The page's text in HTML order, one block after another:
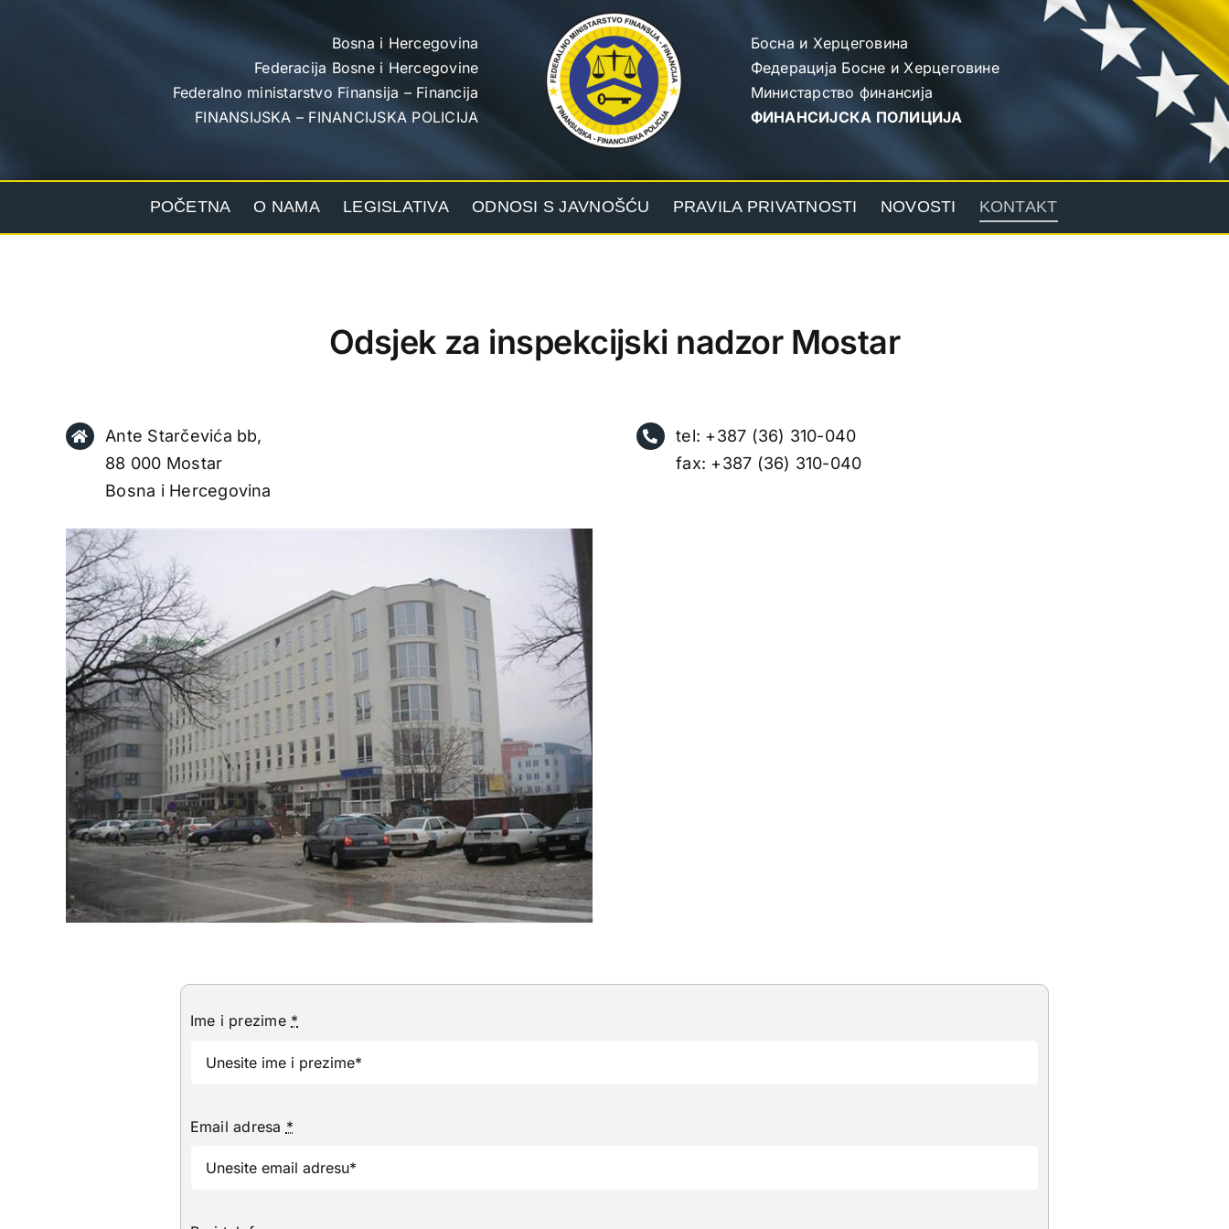
Bosna i Hercegovina
Federacija Bosne i Hercegovine
Federalno ministarstvo Finansija – Financija
FINANSIJSKA – FINANCIJSKA POLICIJA
Босна и Херцеговина
Федерација Босне и Херцеговине
Министарство финансија
ФИНАНСИЈСКА ПОЛИЦИЈА
POČETNA O NAMA LEGISLATIVA ODNOSI S JAVNOŠĆU PRAVILA PRIVATNOSTI NOVOSTI KONTAKT
Odsjek za inspekcijski nadzor Mostar
Ante Starčevića bb,
88 000 Mostar
Bosna i Hercegovina
tel: +387 (36) 310-040
fax: +387 (36) 310-040
Ime i prezime *
Email adresa *